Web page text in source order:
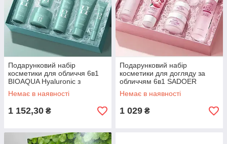
Подарунковий набір
косметики для обличчя 6в1
BIOAQUA Hyaluronic з
гіалуроновою кислотою
Немає в наявності
1 152,30 ₴
Подарунковий набір
косметики для догляду за
обличчям 6в1 SADOER
Персик
Немає в наявності
1 029 ₴